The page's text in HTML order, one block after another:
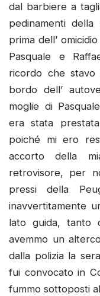
dal barbiere a
pedinamenti
prima dell’
Pasquale e
ricordo che
bordo dell’
moglie di
era stata
poiché mi ero
accorto della
retrovisore, per
pressi della
inavvertitamente
lato guida, tanto
avemmo un
dalla polizia la
fui convocato in
fummo sottoposti